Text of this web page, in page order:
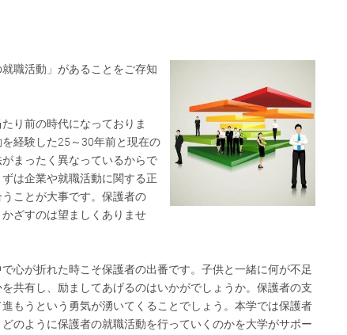
職活動」があることをご存知
り前の時代になっておりま
経験した25～30年前と現在の
まったく異なっているからで
は企業や就職活動に関する正
ことが大事です。保護者の
ざすのは望ましくありませ
心が折れた時こそ保護者の出番です。子供と一緒に何が不足
共有し、励ましてあげるのはいかがでしょうか。保護者の支
もうという勇気が湧いてくることでしょう。本学では保護者
のように保護者の就職活動を行っていくのかを大学がサポー